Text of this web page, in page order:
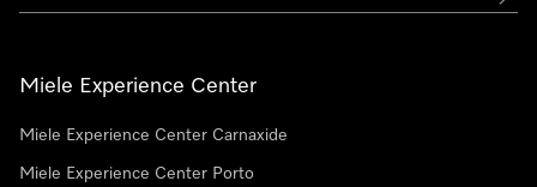
Miele Experience Center
Miele Experience Center Carnaxide
Miele Experience Center Porto